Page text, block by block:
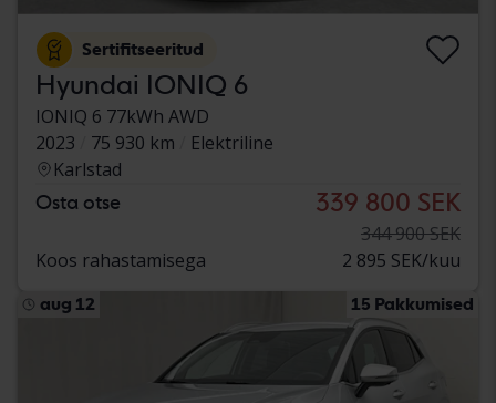
Sertifitseeritud
Hyundai IONIQ 6
IONIQ 6 77kWh AWD
2023
75 930 km
Elektriline
Karlstad
Osta otse 339 800 SEK
344 900 SEK
Koos rahastamisega
2 895 SEK/kuu
aug 12 15 Pakkumised